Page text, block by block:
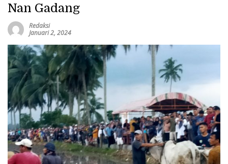
Nan Gadang
Redaksi
Januari 2, 2024